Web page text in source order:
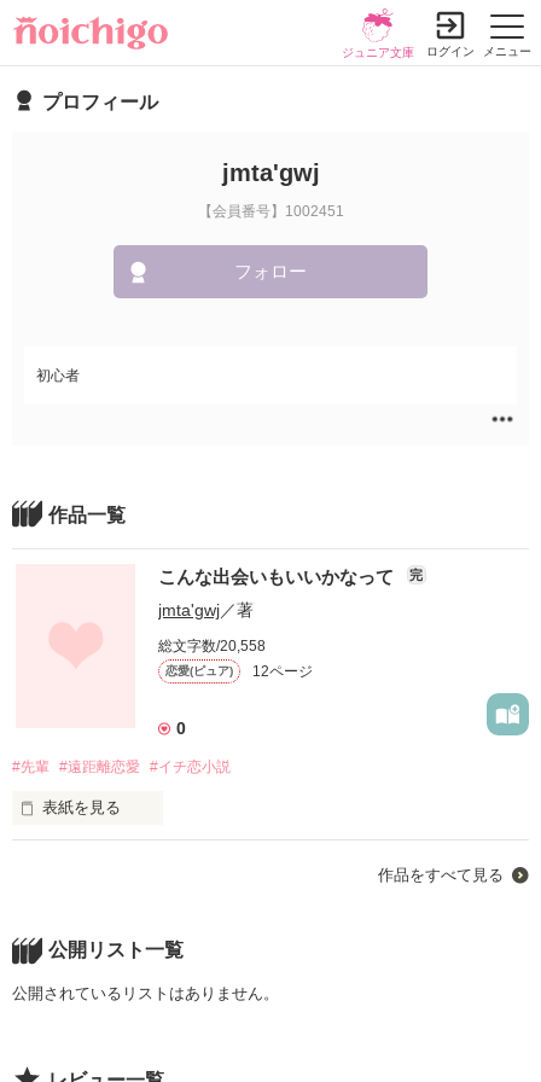
メニュー
ジュニア文庫 ログイン
プロフィール
jmta'gwj
【会員番号】1002451
フォロー
初心者
作品一覧
こんな出会いもいいかなって 完
jmta'gwj／著
総文字数/20,558
恋愛(ピュア) 12ページ
0
#先輩 #遠距離恋愛 #イチ恋小説
表紙を見る
今この幸せは無かったのかもしれない。
ちゃんと一つ一つに意味がある
作品をすべて見る
公開リスト一覧
公開されているリストはありません。